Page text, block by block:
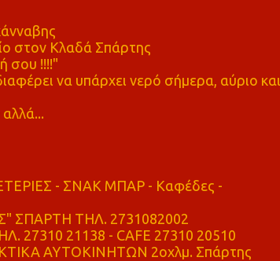
στον Κλαδά Σπάρτης
σου !!!!"
να υπάρχει νερό σήμερα, αύριο και
- ΣΝΑΚ ΜΠΑΡ - Καφέδες -
ΣΠΑΡΤΗ ΤΗΛ. 2731082002
21138 - CAFE 27310 20510
ΑΥΤΟΚΙΝΗΤΩΝ 2οχλμ. Σπάρτης